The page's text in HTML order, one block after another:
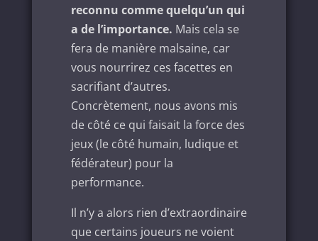
reconnu comme quelqu’un qui
a de l’importance. Mais cela se
fera de manière malsaine, car
vous nourrirez ces facettes en
sacrifiant d’autres.
Concrètement, nous avons mis
de côté ce qui faisait la force des
jeux (le côté humain, ludique et
fédérateur) pour la
performance.
Il n’y a alors rien d’extraordinaire
que certains joueurs ne voient